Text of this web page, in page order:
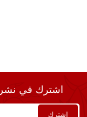
اشترك في نشرة